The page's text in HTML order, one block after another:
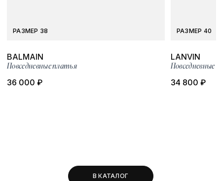
РАЗМЕР 38
BALMAIN
Повседневные платья
36 000 ₽
РАЗМЕР 40
LANVIN
Повседневные
34 800 ₽
В КАТАЛОГ